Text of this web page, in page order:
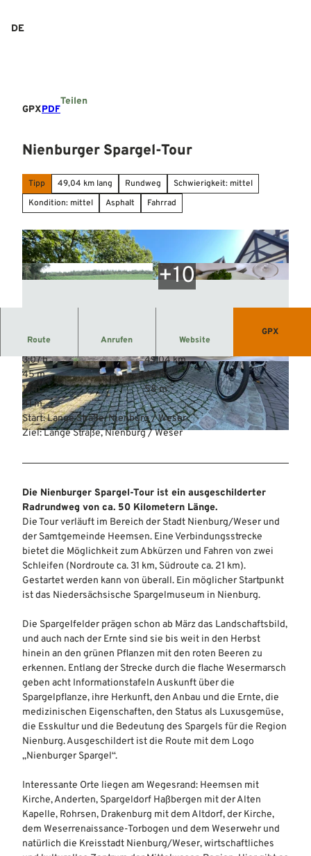
DE
GPXPDF
Teilen
Nienburger Spargel-Tour
Tipp 49,04 km lang Rundweg
Schwierigkeit: mittel
Kondition: mittel
Asphalt Fahrrad
© Mittelweser-Touristik GmbH | CC-BY
© Mittelweser-Touristik GmbH | CC-BY © Mittelweser-Touristik GmbH | CC-BY
Route Anrufen Website
GPX
3:07 h
49,04 km
45 m
45 m
17 m
58 m
41 m
Start: Lange Straße, Nienburg / Weser
Ziel: Lange Straße, Nienburg / Weser
Die Nienburger Spargel-Tour ist ein ausgeschilderter
Radrundweg von ca. 50 Kilometern Länge.
Die Tour verläuft im Bereich der Stadt Nienburg/Weser und
der Samtgemeinde Heemsen. Eine Verbindungsstrecke
bietet die Möglichkeit zum Abkürzen und Fahren von zwei
Schleifen (Nordroute ca. 31 km, Südroute ca. 21 km).
Gestartet werden kann von überall. Ein möglicher Startpunkt
ist das Niedersächsische Spargelmuseum in Nienburg.
Die Spargelfelder prägen schon ab März das Landschaftsbild,
und auch nach der Ernte sind sie bis weit in den Herbst
hinein an den grünen Pflanzen mit den roten Beeren zu
erkennen. Entlang der Strecke durch die flache Wesermarsch
geben acht Informationstafeln Auskunft über die
Spargelpflanze, ihre Herkunft, den Anbau und die Ernte, die
medizinischen Eigenschaften, den Status als Luxusgemüse,
die Esskultur und die Bedeutung des Spargels für die Region
Nienburg. Ausgeschildert ist die Route mit dem Logo
„Nienburger Spargel“.
Interessante Orte liegen am Wegesrand: Heemsen mit
Kirche, Anderten, Spargeldorf Haßbergen mit der Alten
Kapelle, Rohrsen, Drakenburg mit dem Altdorf, der Kirche,
dem Weserrenaissance-Torbogen und dem Weserwehr und
natürlich die Kreisstadt Nienburg/Weser, wirtschaftliches